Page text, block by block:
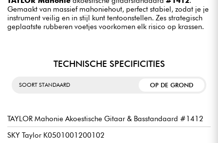
Gemaakt van massief mahoniehout, perfect stabiel, zodat je je
instrument veilig en in stijl kunt tentoonstellen. Zes strategisch
geplaatste rubberen voetjes voorkomen elk risico op krassen.
TECHNISCHE SPECIFICITIES
SOORT STANDAARD OP DE GROND
TAYLOR Mahonie Akoestische Gitaar & Basstandaard #1412
SKY Taylor K0501001200102